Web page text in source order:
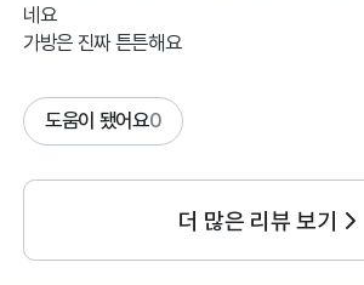
네요
가방은 진짜 튼튼해요
도움이 됐어요0
더 많은 리뷰 보기